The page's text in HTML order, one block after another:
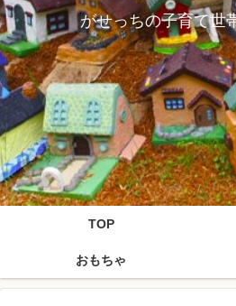
がせっちの子育て世
TOP
おもちゃ